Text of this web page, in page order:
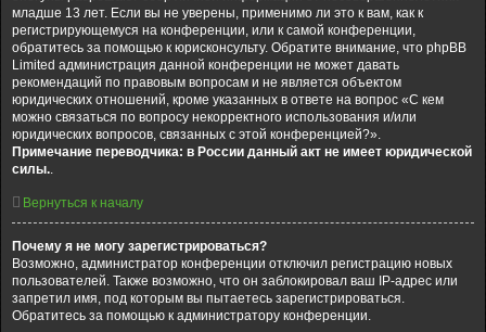
младше 13 лет. Если вы не уверены, применимо ли это к вам, как к
регистрирующемуся на конференции, или к самой конференции,
обратитесь за помощью к юрисконсульту. Обратите внимание, что phpBB
Limited администрация данной конференции не может давать
рекомендаций по правовым вопросам и не является объектом
юридических отношений, кроме указанных в ответе на вопрос «С кем
можно связаться по вопросу некорректного использования и/или
юридических вопросов, связанных с этой конференцией?».
Примечание переводчика: в России данный акт не имеет юридической
силы..
Вернуться к началу
Почему я не могу зарегистрироваться?
Возможно, администратор конференции отключил регистрацию новых
пользователей. Также возможно, что он заблокировал ваш IP-адрес или
запретил имя, под которым вы пытаетесь зарегистрироваться.
Обратитесь за помощью к администратору конференции.